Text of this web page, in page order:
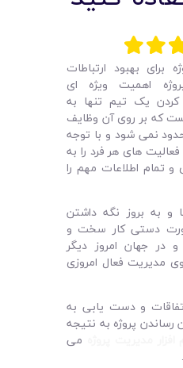
برای بهبود ارتباطات
اهمیت ویژه ای
کردن یک تیم تنها به
که بر روی آن وظایف
نمی شود و با توجه
فعالیت های هر فرد را به
تمام اطلاعات مهم را
و به بروز نگه داشتن
دستی کار سخت و
جهان امروز دیگر
مدیریت فعال امروزی
و دست ‌یابی به
پروژه به نتیجه
می